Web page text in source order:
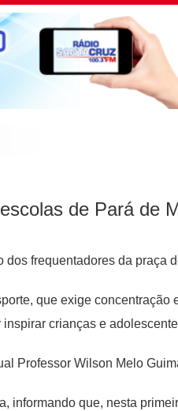
de Pará de
frequentadores da praça
que exige concentração
crianças e
Professor Wilson Melo
que, nesta